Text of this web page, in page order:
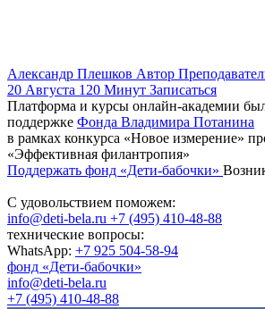
Александр Плешков Автор
20 Августа 120 Минут Записаться
Платформа и курсы онлайн-академии
поддержке Фонда Владимира Потанина
в рамках конкурса «Новое измерение»
«Эффективная филантропия»
Поддержать фонд «Дети-бабочки»
С удовольствием поможем:
info@deti-bela.ru +7 (495) 410-48-88
технические вопросы:
WhatsApp: +7 925 504-58-94
фонд «Дети-бабочки»
info@deti-bela.ru
+7 (495) 410-48-88